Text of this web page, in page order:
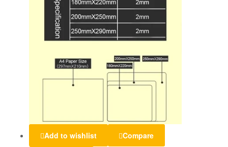
Add to wishlist Compare